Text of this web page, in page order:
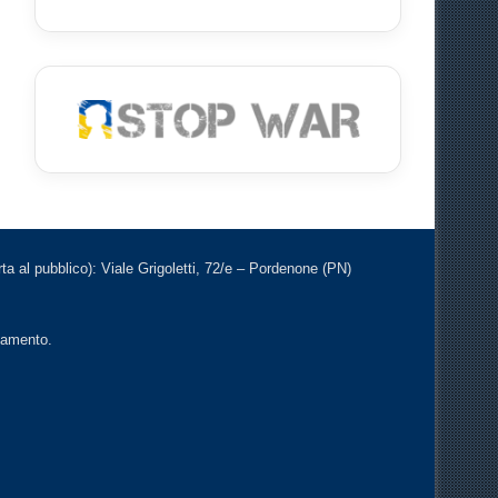
al pubblico): Viale Grigoletti, 72/e – Pordenone (PN)